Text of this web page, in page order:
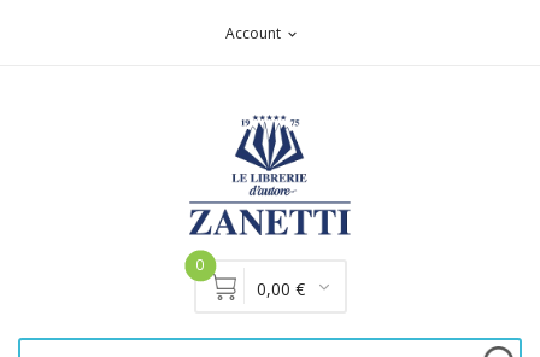
Account expand_more
0
0,00 €